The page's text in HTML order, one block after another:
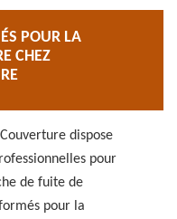
POUR LA
CHEZ
dispose
pour
de fuite de
pour la